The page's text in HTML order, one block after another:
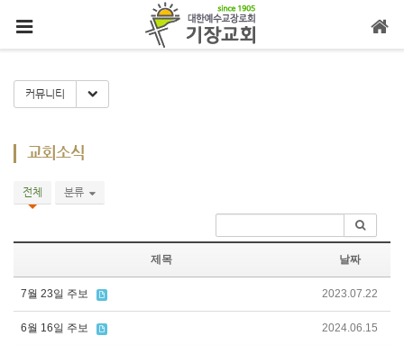
커뮤니티 Toggle Dropdown
교회소식
전체 분류
제목 날짜
7월 23일 주보 2023.07.22
6월 16일 주보 2024.06.15